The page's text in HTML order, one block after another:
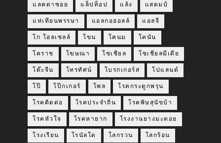
แลคตาซอย แล็ปท็อป แล้ง แสตมป์
แห่เทียนพรรษา แอลกอฮอลล์ แอลจี
โก โฮลเซลล์ โขน โคนม โคนัน
โคราช โฆษณา โซเชียล โซเชียลมีเดีย
โต๊ะจีน โทรทัศน์ โบรกเกอร์ส โปแลนด์
โป๊ โป๊กเกอร์ โพล โรคกระดูกพรุน
โรคติดต่อ โรคประจำถิ่น โรคพิษสุนัขบ้า
โรคหัวใจ โรคหายาก โรงงานยางมะตอย
โรงเรียน โรนัลโด โลกรวน โลกร้อน